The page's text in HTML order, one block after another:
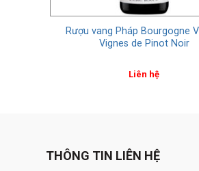
Rượu vang Pháp Bourgogne
Vignes de Pinot Noir
Liên hệ
THÔNG TIN LIÊN HỆ